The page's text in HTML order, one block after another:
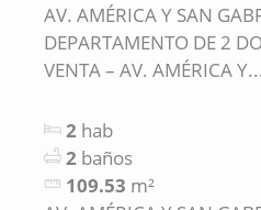
AV. AMÉRICA Y SAN
DEPARTAMENTO DE 2
VENTA – AV. AMÉRICA Y...
2 hab
2 baños
109.53 m²